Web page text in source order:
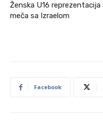
Ženska U16
meča sa Izraelom
Facebook